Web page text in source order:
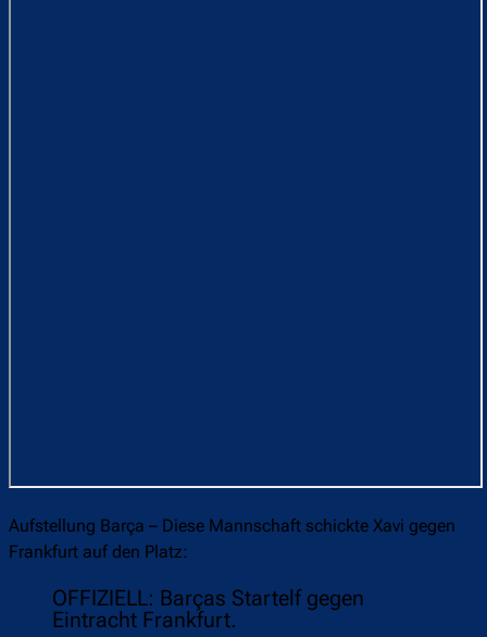
Aufstellung Barça – Diese Mannschaft schickte Xavi gegen
Frankfurt auf den Platz:
OFFIZIELL: Barças Startelf gegen
Eintracht Frankfurt.